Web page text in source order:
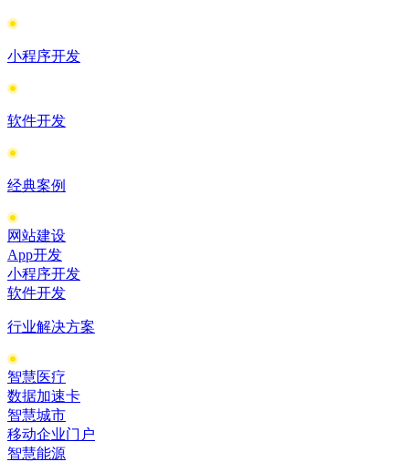
小程序开发
软件开发
经典案例
网站建设
App开发
小程序开发
软件开发
行业解决方案
智慧医疗
数据加速卡
智慧城市
移动企业门户
智慧能源